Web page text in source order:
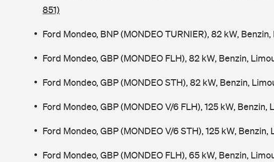
851)
Ford Mondeo, BNP (MONDEO TURNIER), 82 kW,
Ford Mondeo, GBP (MONDEO FLH), 82 kW, Benzin,
Ford Mondeo, GBP (MONDEO STH), 82 kW, Benzin,
Ford Mondeo, GBP (MONDEO V/6 FLH), 125 kW, Benzin,
Ford Mondeo, GBP (MONDEO V/6 STH), 125 kW, Benzin,
Ford Mondeo, GBP (MONDEO FLH), 65 kW, Benzin,